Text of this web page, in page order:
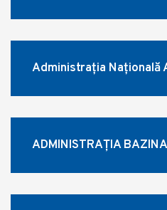
Administrația Națională
ADMINISTRAȚIA